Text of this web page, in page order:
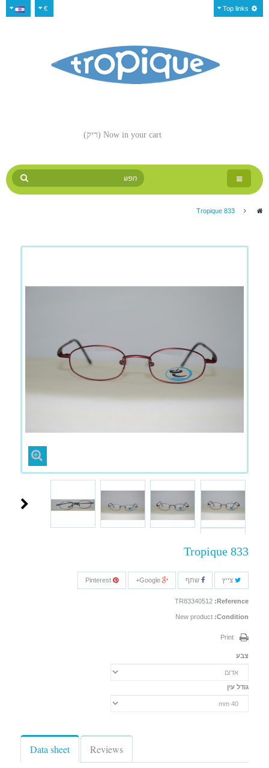
€ Top links
Now in your cart (ריק)
Toggle
navigation
>
Tropique 833
צייץ שתף
Reference:
TR83340512
Condition:
New product
Print
צבע
גודל עין
Data sheet Reviews